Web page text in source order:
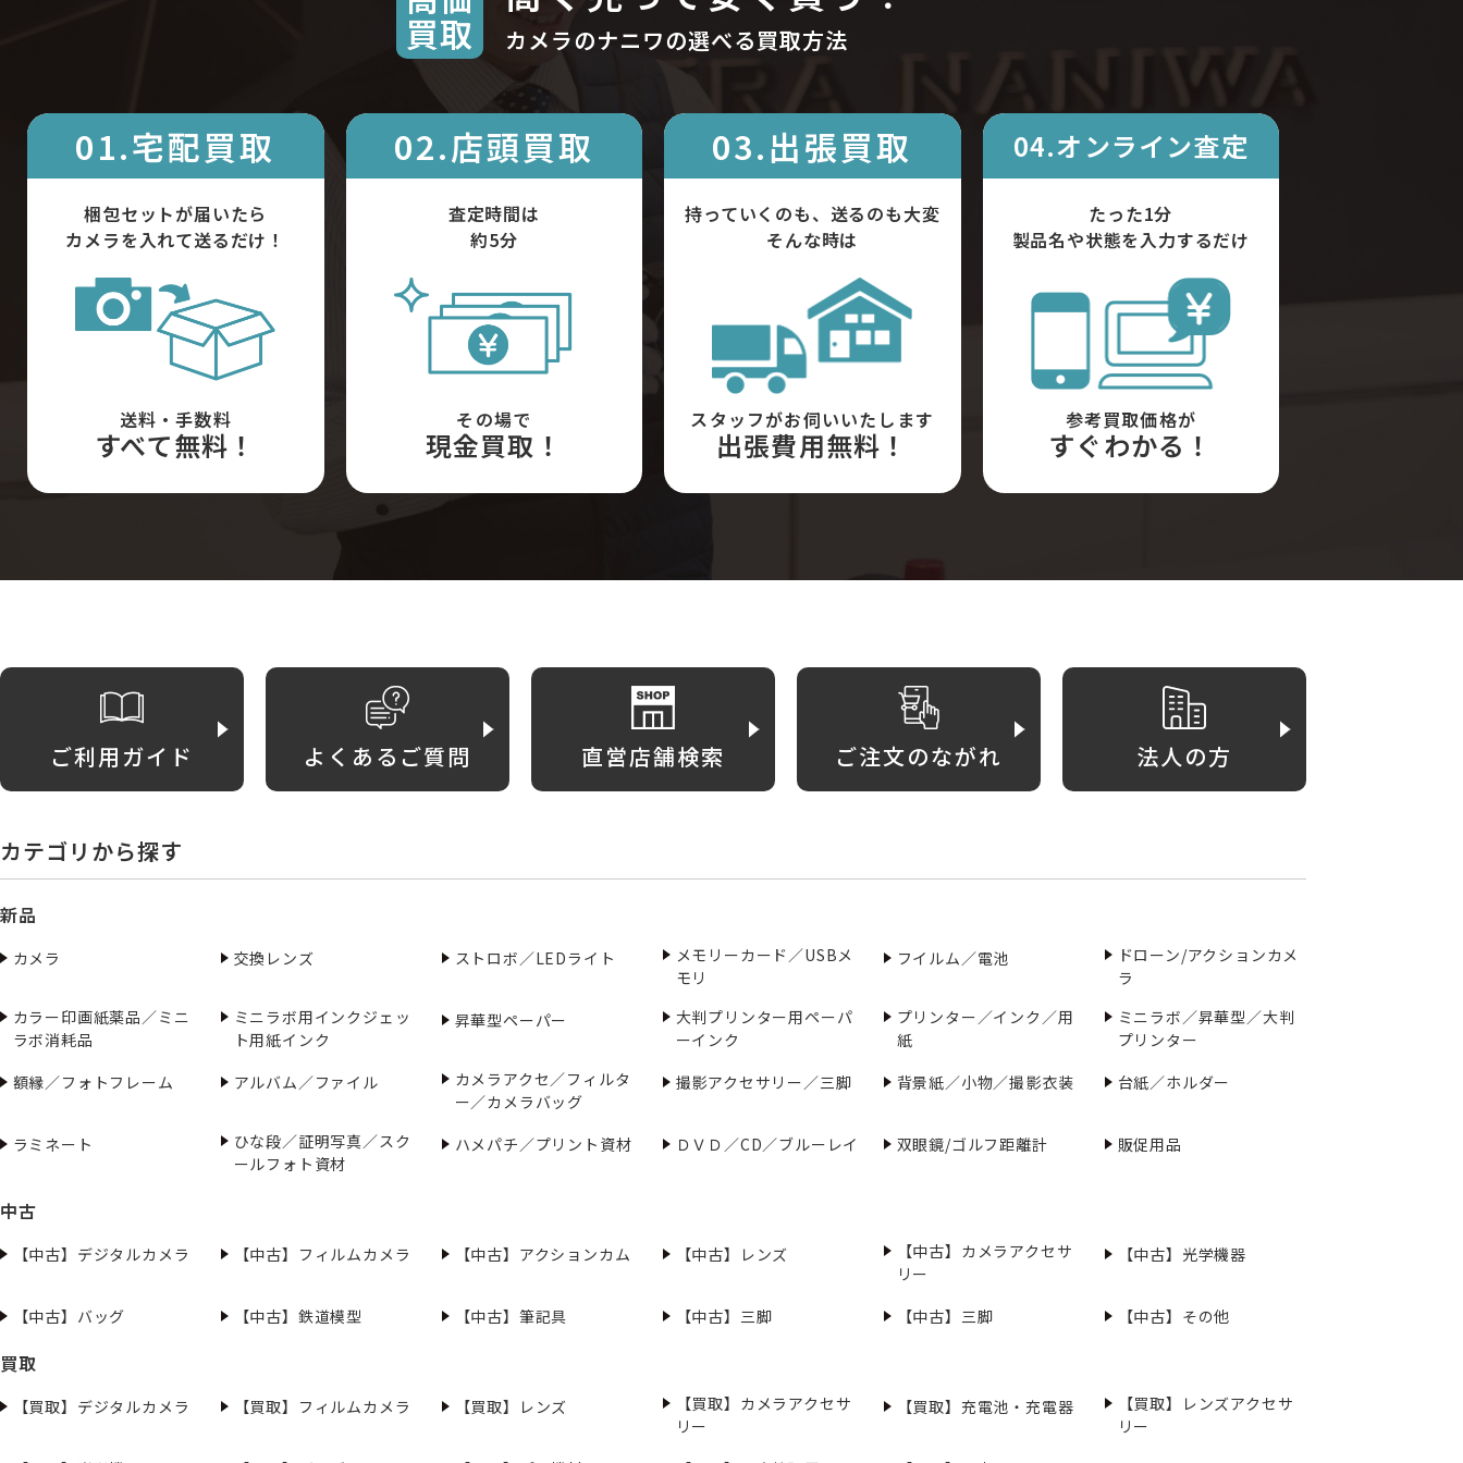
買取 カメラのナニワの選べる買取方法
01.宅配買取
梱包セットが届いたら
カメラを入れて送るだけ！
送料・手数料
すべて無料！
02.店頭買取
査定時間は
約5分
その場で
現金買取！
03.出張買取
持っていくのも、送るのも大変
そんな時は
スタッフがお伺いいたします
出張費用無料！
04.オンライン査定
たった1分
製品名や状態を入力するだけ
参考買取価格が
すぐわかる！
ご利用ガイド よくあるご質問 直営店舗検索 ご注文のながれ 法人の方
カテゴリから探す
新品
カメラ 交換レンズ ストロボ／LEDライト
メモリーカード／USBメ
モリ
フイルム／電池
ドローン/アクションカメ
ラ
カラー印画紙薬品／ミニ
ラボ消耗品
ミニラボ用インクジェッ
ト用紙インク
昇華型ペーパー
大判プリンター用ペーパ
ーインク
プリンター／インク／用
紙
ミニラボ／昇華型／大判
プリンター
額縁／フォトフレーム
アルバム／ファイル
カメラアクセ／フィルタ
ー／カメラバッグ
撮影アクセサリー／三脚 背景紙／小物／撮影衣装 台紙／ホルダー
ラミネート
ひな段／証明写真／スク
ールフォト資材
ハメパチ／プリント資材 ＤＶＤ／CD／ブルーレイ 双眼鏡/ゴルフ距離計 販促用品
中古
【中古】デジタルカメラ 【中古】フィルムカメラ 【中古】アクションカム 【中古】レンズ
【中古】カメラアクセサ
リー
【中古】光学機器
【中古】バッグ 【中古】鉄道模型 【中古】筆記具 【中古】三脚 【中古】三脚 【中古】その他
買取
【買取】デジタルカメラ 【買取】フィルムカメラ 【買取】レンズ
【買取】カメラアクセサ
リー
【買取】充電池・充電器
【買取】レンズアクセサ
リー